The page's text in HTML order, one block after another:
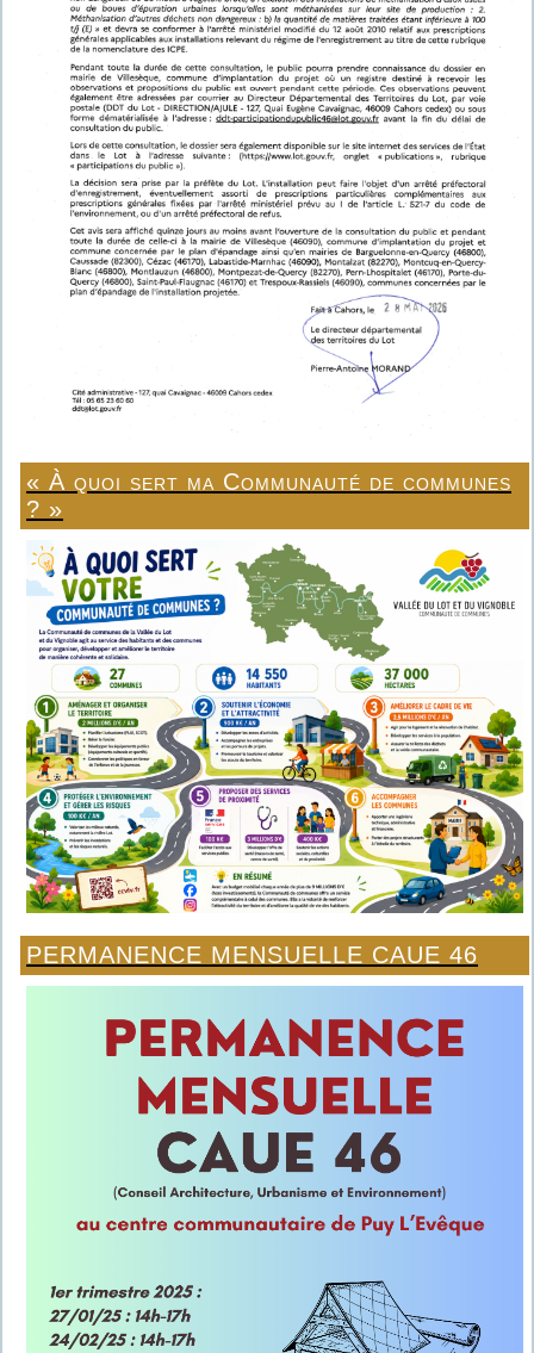
« À quoi sert ma Communauté de communes
? »
PERMANENCE MENSUELLE CAUE 46